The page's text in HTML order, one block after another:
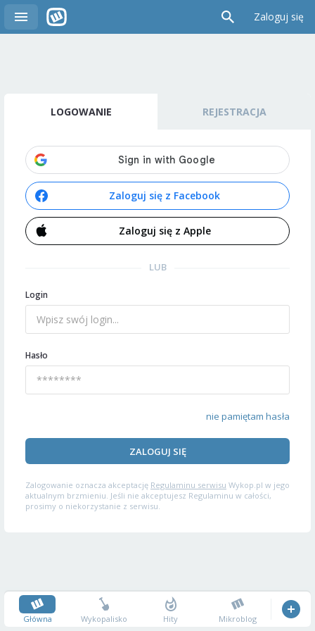
Zaloguj się
LOGOWANIE REJESTRACJA
Zaloguj się z Facebook
Zaloguj się z Apple
LUB
Login
Hasło
nie pamiętam hasła
ZALOGUJ SIĘ
Zalogowanie oznacza akceptację Regulaminu serwisu Wykop.pl w jego
aktualnym brzmieniu. Jeśli nie akceptujesz Regulaminu w całości,
prosimy o niekorzystanie z serwisu.
Główna Wykopalisko Hity Mikroblog